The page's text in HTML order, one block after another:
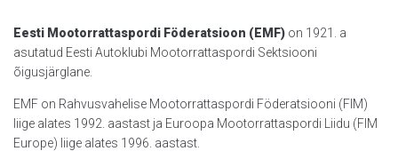
Eesti Mootorrattaspordi Föderatsioon (EMF) on 1921. a
asutatud Eesti Autoklubi Mootorrattaspordi Sektsiooni
õigusjärglane.
EMF on Rahvusvahelise Mootorrattaspordi Föderatsiooni (FIM)
liige alates 1992. aastast ja Euroopa Mootorrattaspordi Liidu (FIM
Europe) liige alates 1996. aastast.